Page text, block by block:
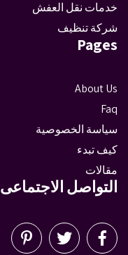
خدمات نقل العفش
شركة تنظيف
Pages
About Us
Faq
سياسة الخصوصية
كيف تبدء
مقالات
التواصل الاجتماعى